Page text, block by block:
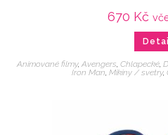
670 Kč
Animované filmy, Avengers, Chlapecké,
Iron Man, Mikiny / svetry,